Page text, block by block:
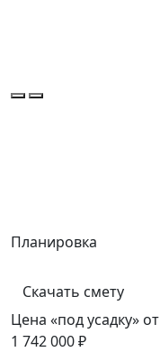
Планировка
Скачать смету
Цена «под усадку» от
1 742 000 ₽